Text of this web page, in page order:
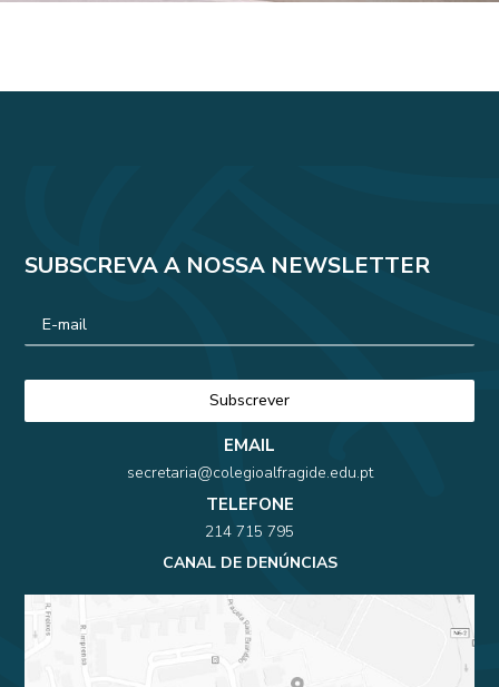
SUBSCREVA A NOSSA NEWSLETTER
EMAIL
secretaria@colegioalfragide.edu.pt
TELEFONE
214 715 795
CANAL DE DENÚNCIAS